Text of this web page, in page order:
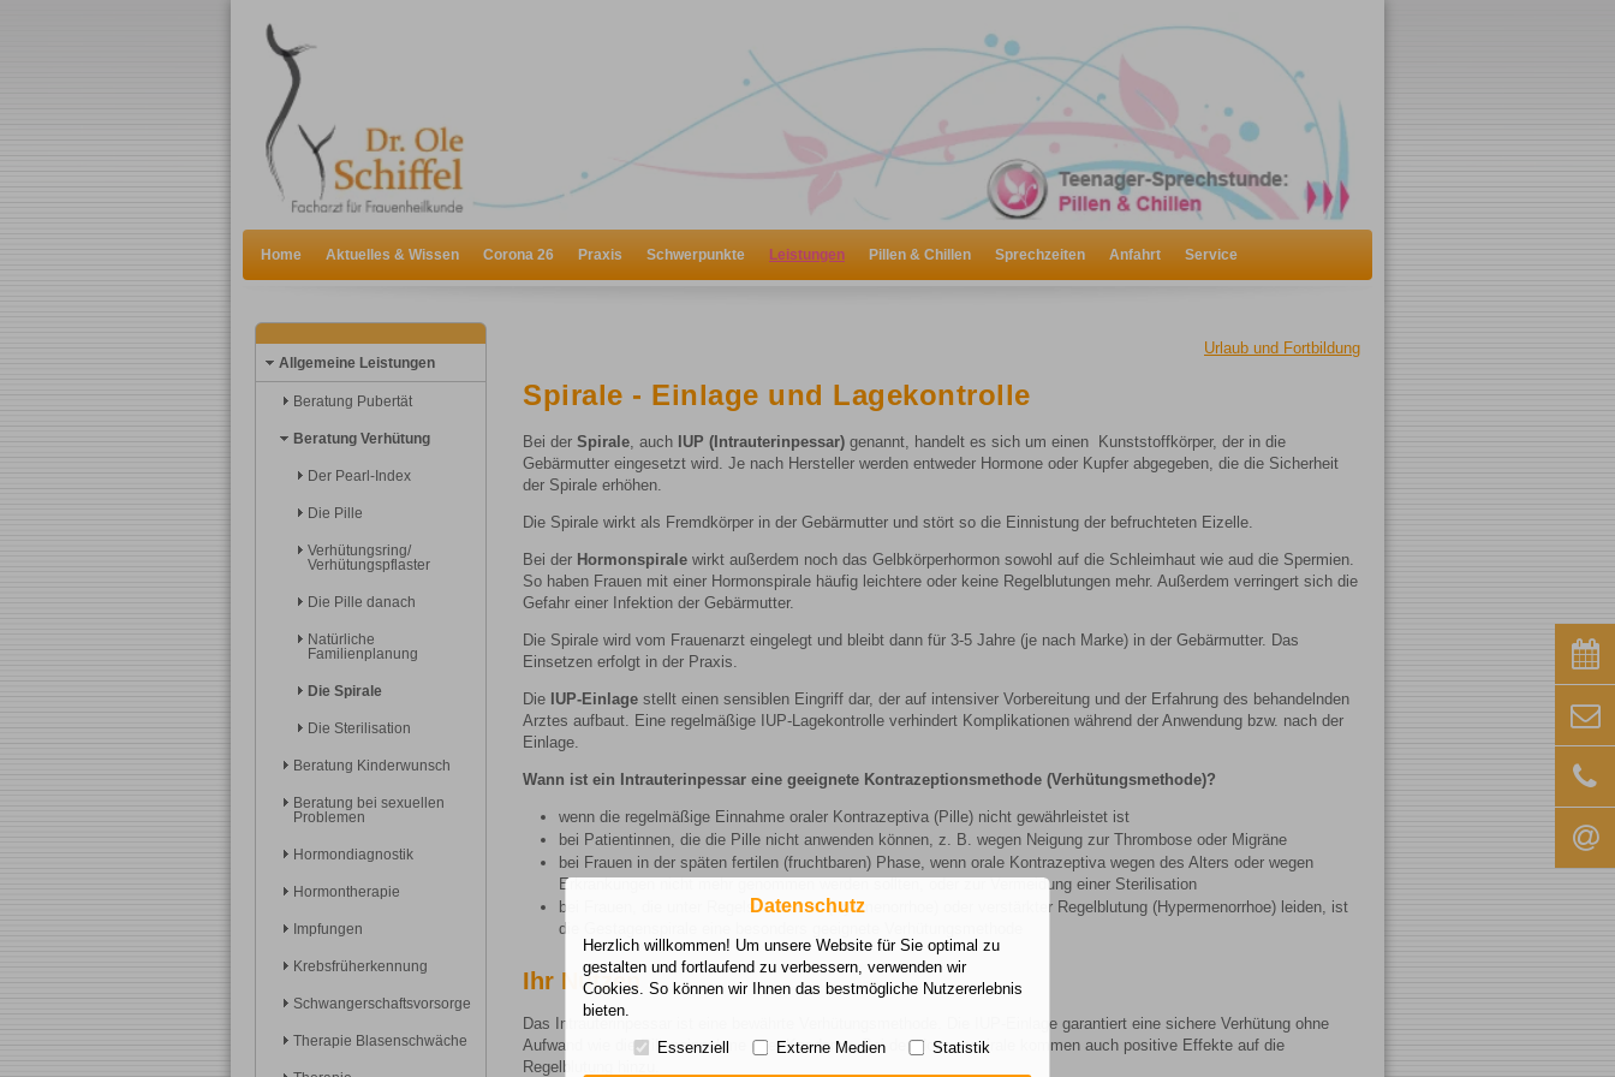
Home Aktuelles & Wissen Corona 26 Praxis Schwerpunkte Leistungen Pillen & Chillen Sprechzeiten Anfahrt Service
Allgemeine Leistungen
Beratung Pubertät
Beratung Verhütung
Der Pearl-Index
Die Pille
Verhütungsring/
Verhütungspflaster
Die Pille danach
Natürliche
Familienplanung
Die Spirale
Die Sterilisation
Beratung Kinderwunsch
Beratung bei sexuellen
Problemen
Hormondiagnostik
Hormontherapie
Impfungen
Krebsfrüherkennung
Schwangerschaftsvorsorge
Therapie Blasenschwäche
Urlaub und Fortbildung
Spirale - Einlage und Lagekontrolle
Bei der Spirale, auch IUP (Intrauterinpessar) genannt, handelt es sich um einen Kunststoffkörper, der in die
Gebärmutter eingesetzt wird. Je nach Hersteller werden entweder Hormone oder Kupfer abgegeben, die die Sicherheit
der Spirale erhöhen.
Die Spirale wirkt als Fremdkörper in der Gebärmutter und stört so die Einnistung der befruchteten Eizelle.
Bei der Hormonspirale wirkt außerdem noch das Gelbkörperhormon sowohl auf die Schleimhaut wie aud die Spermien.
So haben Frauen mit einer Hormonspirale häufig leichtere oder keine Regelblutungen mehr. Außerdem verringert sich die
Gefahr einer Infektion der Gebärmutter.
Die Spirale wird vom Frauenarzt eingelegt und bleibt dann für 3-5 Jahre (je nach Marke) in der Gebärmutter. Das
Einsetzen erfolgt in der Praxis.
Die IUP-Einlage stellt einen sensiblen Eingriff dar, der auf intensiver Vorbereitung und der Erfahrung des behandelnden
Arztes aufbaut. Eine regelmäßige IUP-Lagekontrolle verhindert Komplikationen während der Anwendung bzw. nach der
Einlage.
Wann ist ein Intrauterinpessar eine geeignete Kontrazeptionsmethode (Verhütungsmethode)?
wenn die regelmäßige Einnahme oraler Kontrazeptiva (Pille) nicht gewährleistet ist
bei Patientinnen, die die Pille nicht anwenden können, z. B. wegen Neigung zur Thrombose oder Migräne
bei Frauen in der späten fertilen (fruchtbaren) Phase, wenn orale Kontrazeptiva wegen des Alters oder wegen
Erkrankungen nicht mehr genommen werden sollten, oder zur Vermeidung einer Sterilisation
bei Frauen, die unter Regelschmerzen (Dysmenorrhoe) oder verstärkter Regelblutung (Hypermenorrhoe) leiden, ist
die Gestagenspirale eine besonders geeignete Verhütungsmethode
Ihr Nutzen
Das Intrauterinpessar ist eine bewährte Verhütungsmethode. Die IUP-Einlage garantiert eine sichere Verhütung ohne
Aufwand wie die Pilleneinnahme oder Kondome. Bei der Hormonspirale kommen auch positive Effekte auf die
Regelblutung hinzu.
Datenschutz
Herzlich willkommen! Um unsere Website für Sie optimal zu
gestalten und fortlaufend zu verbessern, verwenden wir
Cookies. So können wir Ihnen das bestmögliche Nutzererlebnis
bieten.
Essenziell Externe Medien Statistik